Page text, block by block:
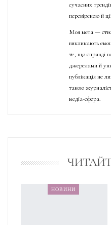
сучасних
перевіреною й
Моя мета —
викликають
те, що справді
джерелами й
публікація не
такою
медіа-сфера.
НОВИНИ